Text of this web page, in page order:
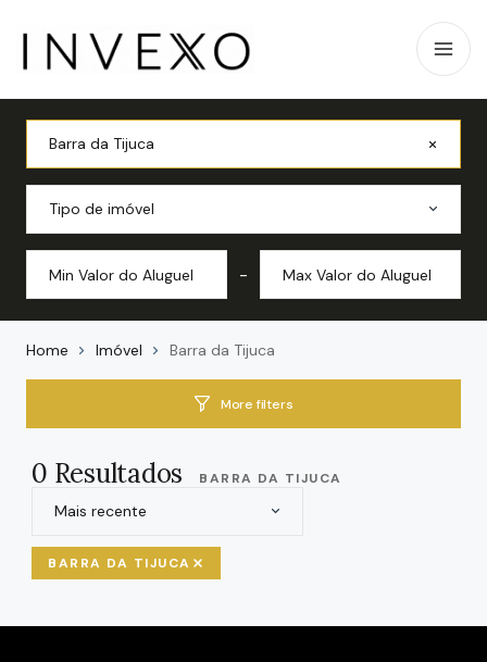
Barra da Tijuca
Tipo de imóvel
-
Home Imóvel Barra da Tijuca
More filters
0 Resultados BARRA DA TIJUCA
Mais recente
BARRA DA TIJUCA